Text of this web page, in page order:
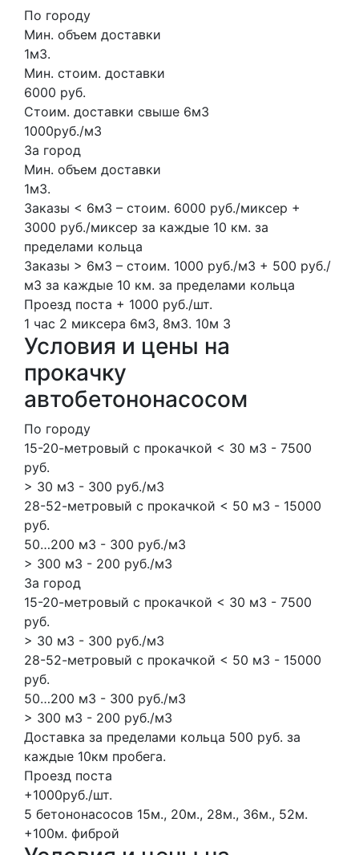
По городу
Мин. объем доставки
1м3.
Мин. стоим. доставки
6000 руб.
Стоим. доставки свыше 6м3
1000руб./м3
За город
Мин. объем доставки
1м3.
Заказы < 6м3 – стоим. 6000 руб./миксер +
3000 руб./миксер за каждые 10 км. за
пределами кольца
Заказы > 6м3 – стоим. 1000 руб./м3 + 500 руб./
м3 за каждые 10 км. за пределами кольца
Проезд поста + 1000 руб./шт.
1 час 2 миксера 6м3, 8м3. 10м 3
Условия и цены на
прокачку
автобетононасосом
По городу
15-20-метровый с прокачкой < 30 м3 - 7500
руб.
> 30 м3 - 300 руб./м3
28-52-метровый с прокачкой < 50 м3 - 15000
руб.
50…200 м3 - 300 руб./м3
> 300 м3 - 200 руб./м3
За город
15-20-метровый с прокачкой < 30 м3 - 7500
руб.
> 30 м3 - 300 руб./м3
28-52-метровый с прокачкой < 50 м3 - 15000
руб.
50…200 м3 - 300 руб./м3
> 300 м3 - 200 руб./м3
Доставка за пределами кольца 500 руб. за
каждые 10км пробега.
Проезд поста
+1000руб./шт.
5 бетононасосов 15м., 20м., 28м., 36м., 52м.
+100м. фиброй